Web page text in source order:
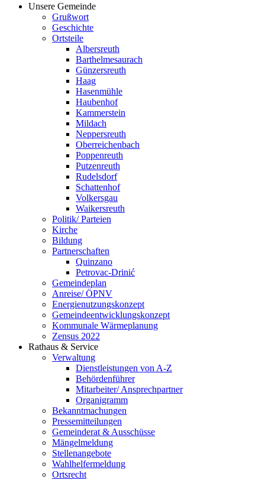
Unsere Gemeinde
Grußwort
Geschichte
Ortsteile
Albersreuth
Barthelmesaurach
Günzersreuth
Haag
Hasenmühle
Haubenhof
Kammerstein
Mildach
Neppersreuth
Oberreichenbach
Poppenreuth
Putzenreuth
Rudelsdorf
Schattenhof
Volkersgau
Waikersreuth
Politik/ Parteien
Kirche
Bildung
Partnerschaften
Quinzano
Petrovac-Drinić
Gemeindeplan
Anreise/ ÖPNV
Energienutzungskonzept
Gemeindeentwicklungs­konzept
Kommunale Wärmeplanung
Zensus 2022
Rathaus & Service
Verwaltung
Dienstleistungen von A-Z
Behördenführer
Mitarbeiter/ Ansprechpartner
Organigramm
Bekanntmachungen
Pressemitteilungen
Gemeinderat & Ausschüsse
Mängelmeldung
Stellenangebote
Wahlhelfermeldung
Ortsrecht